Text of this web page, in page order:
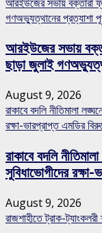
গণঅভ্যুত্থানের প্রত্যাশা
আরইউজের সভায়
ছাড়া জুলাই
August 9, 2026
রাকাবে বদলি নীতিমালা
রক্ষা-ভারপ্রাপ্ত এমডির
রাকাবে বদলি
সুবিধাভোগীদের
August 9, 2026
রাজশাহীতে ট্রাক-ট্যাংকলরী